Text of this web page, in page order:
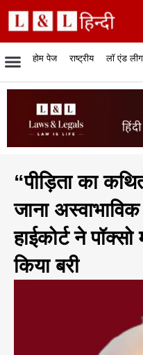
होम पेज राष्ट्रीय
रिपोर्टेबल जजमेंट
लॉ एंड
रिसर्च
“पीड़िता का
जाना
हाईकोर्ट ने
किया बरी